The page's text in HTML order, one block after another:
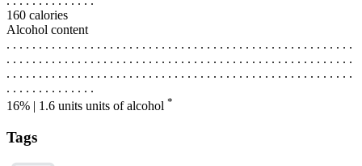
160 calories
Alcohol content
. . . . . . . . . . . . . . . . . . . . . . . . . . . . . . . . . . . . . . . . . . . . . . . . . . . . . .
. . . . . . . . . . . . . . . . . . . . . . . . . . . . . . . . . . . . . . . . . . . . . . . . . . . . . .
. . . . . . . . . . . . . . . . . . . . . . . . . . . . . . . . . . . . . . . . . . . . . . . . . . . . . .
. . . . . . . . . . . . . .
16% | 1.6 units units of alcohol *
Tags